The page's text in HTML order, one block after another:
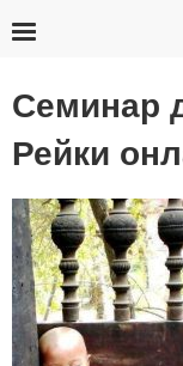
Семинар
Рейки